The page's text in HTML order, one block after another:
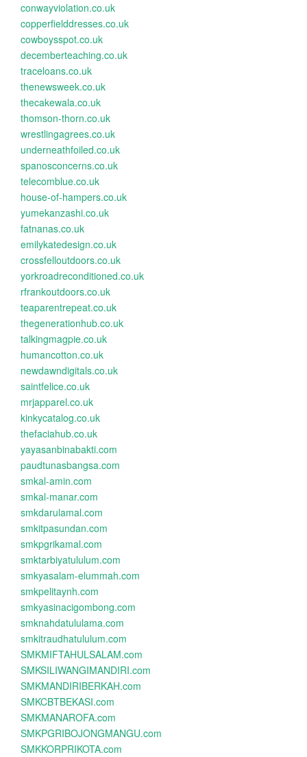
conwayviolation.co.uk
copperfielddresses.co.uk
cowboysspot.co.uk
decemberteaching.co.uk
traceloans.co.uk
thenewsweek.co.uk
thecakewala.co.uk
thomson-thorn.co.uk
wrestlingagrees.co.uk
underneathfoiled.co.uk
spanosconcerns.co.uk
telecomblue.co.uk
house-of-hampers.co.uk
yumekanzashi.co.uk
fatnanas.co.uk
emilykatedesign.co.uk
crossfelloutdoors.co.uk
yorkroadreconditioned.co.uk
rfrankoutdoors.co.uk
teaparentrepeat.co.uk
thegenerationhub.co.uk
talkingmagpie.co.uk
humancotton.co.uk
newdawndigitals.co.uk
saintfelice.co.uk
mrjapparel.co.uk
kinkycatalog.co.uk
thefaciahub.co.uk
yayasanbinabakti.com
paudtunasbangsa.com
smkal-amin.com
smkal-manar.com
smkdarulamal.com
smkitpasundan.com
smkpgrikamal.com
smktarbiyatululum.com
smkyasalam-elummah.com
smkpelitaynh.com
smkyasinacigombong.com
smknahdatululama.com
smkitraudhatululum.com
SMKMIFTAHULSALAM.com
SMKSILIWANGIMANDIRI.com
SMKMANDIRIBERKAH.com
SMKCBTBEKASI.com
SMKMANAROFA.com
SMKPGRIBOJONGMANGU.com
SMKKORPRIKOTA.com